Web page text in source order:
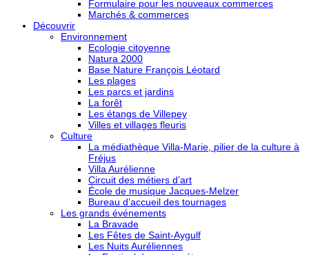
Formulaire pour les nouveaux commerces
Marchés & commerces
Découvrir
Environnement
Ecologie citoyenne
Natura 2000
Base Nature François Léotard
Les plages
Les parcs et jardins
La forêt
Les étangs de Villepey
Villes et villages fleuris
Culture
La médiathèque Villa-Marie, pilier de la culture à
Fréjus
Villa Aurélienne
Circuit des métiers d’art
École de musique Jacques-Melzer
Bureau d’accueil des tournages
Les grands événements
La Bravade
Les Fêtes de Saint-Aygulf
Les Nuits Auréliennes